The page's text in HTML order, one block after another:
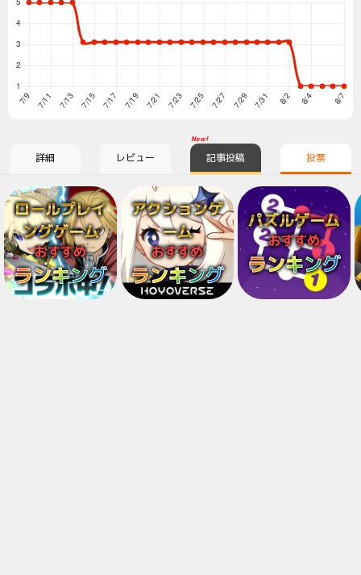
詳細 レビュー
New!
記事投稿 投票
ロールプレイ
ングゲーム
おすすめ
ランキング
アクションゲ
ーム
おすすめ
ランキング
パズルゲーム
おすすめ
ランキング